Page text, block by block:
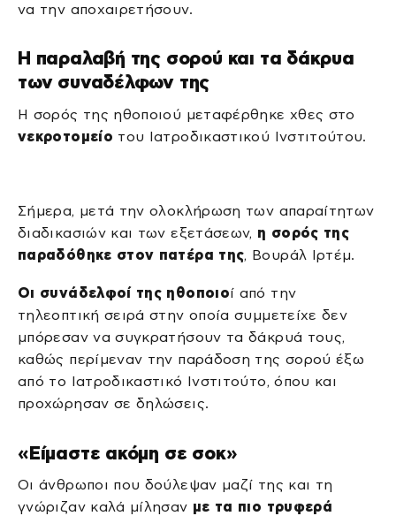
να την αποχαιρετήσουν.
Η παραλαβή της σορού και τα δάκρυα
των συναδέλφων της
Η σορός της ηθοποιού μεταφέρθηκε χθες στο
νεκροτομείο του Ιατροδικαστικού Ινστιτούτου.
Σήμερα, μετά την ολοκλήρωση των απαραίτητων
διαδικασιών και των εξετάσεων, η σορός της
παραδόθηκε στον πατέρα της, Βουράλ Ιρτέμ.
Οι συνάδελφοί της ηθοποιοί από την
τηλεοπτική σειρά στην οποία συμμετείχε δεν
μπόρεσαν να συγκρατήσουν τα δάκρυά τους,
καθώς περίμεναν την παράδοση της σορού έξω
από το Ιατροδικαστικό Ινστιτούτο, όπου και
προχώρησαν σε δηλώσεις.
«Είμαστε ακόμη σε σοκ»
Οι άνθρωποι που δούλεψαν μαζί της και τη
γνώριζαν καλά μίλησαν με τα πιο τρυφερά